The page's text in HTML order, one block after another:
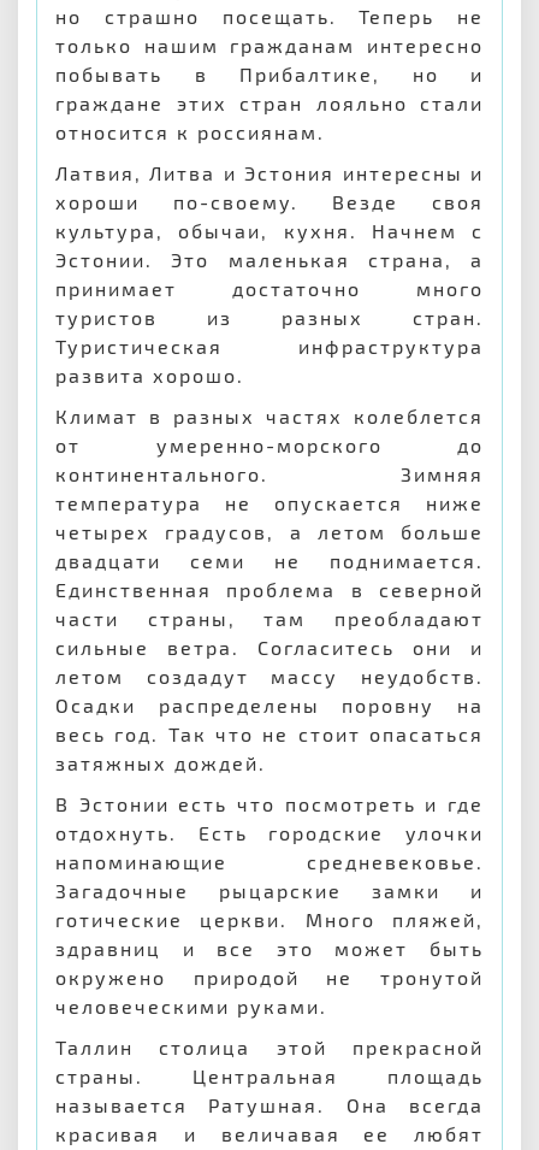
но страшно посещать. Теперь не
только нашим гражданам интересно
побывать в Прибалтике, но и
граждане этих стран лояльно стали
относится к россиянам.
Латвия, Литва и Эстония интересны и
хороши по-своему. Везде своя
культура, обычаи, кухня. Начнем с
Эстонии. Это маленькая страна, а
принимает достаточно много
туристов из разных стран.
Туристическая инфраструктура
развита хорошо.
Климат в разных частях колеблется
от умеренно-морского до
континентального. Зимняя
температура не опускается ниже
четырех градусов, а летом больше
двадцати семи не поднимается.
Единственная проблема в северной
части страны, там преобладают
сильные ветра. Согласитесь они и
летом создадут массу неудобств.
Осадки распределены поровну на
весь год. Так что не стоит опасаться
затяжных дождей.
В Эстонии есть что посмотреть и где
отдохнуть. Есть городские улочки
напоминающие средневековье.
Загадочные рыцарские замки и
готические церкви. Много пляжей,
здравниц и все это может быть
окружено природой не тронутой
человеческими руками.
Таллин столица этой прекрасной
страны. Центральная площадь
называется Ратушная. Она всегда
красивая и величавая ее любят